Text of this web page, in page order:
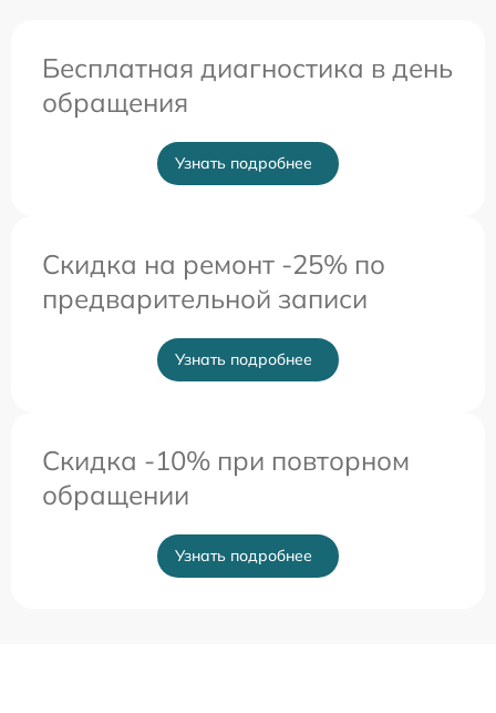
Бесплатная диагностика в день
обращения
Узнать подробнее
Скидка на ремонт -25% по
предварительной записи
Узнать подробнее
Скидка -10% при повторном
обращении
Узнать подробнее